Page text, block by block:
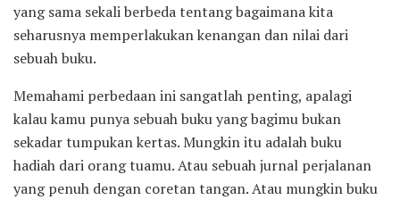
yang sama sekali berbeda tentang bagaimana kita
seharusnya memperlakukan kenangan dan nilai dari
sebuah buku.
Memahami perbedaan ini sangatlah penting, apalagi
kalau kamu punya sebuah buku yang bagimu bukan
sekadar tumpukan kertas. Mungkin itu adalah buku
hadiah dari orang tuamu. Atau sebuah jurnal perjalanan
yang penuh dengan coretan tangan. Atau mungkin buku